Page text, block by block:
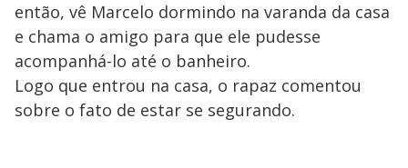
então, vê Marcelo dormindo na varanda da casa
e chama o amigo para que ele pudesse
acompanhá-lo até o banheiro.
Logo que entrou na casa, o rapaz comentou
sobre o fato de estar se segurando.